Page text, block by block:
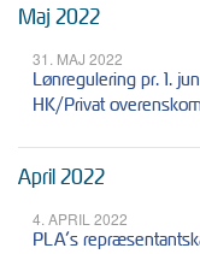
Maj 2022
31. MAJ 2022
Lønregulering pr. 1.
HK/Privat
April 2022
4. APRIL 2022
PLA’s